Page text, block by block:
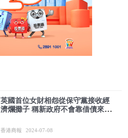
英國首位女財相怨從保守黨接收經
濟爛攤子 稱新政府不會靠借債來應
香港商報 2024-07-08